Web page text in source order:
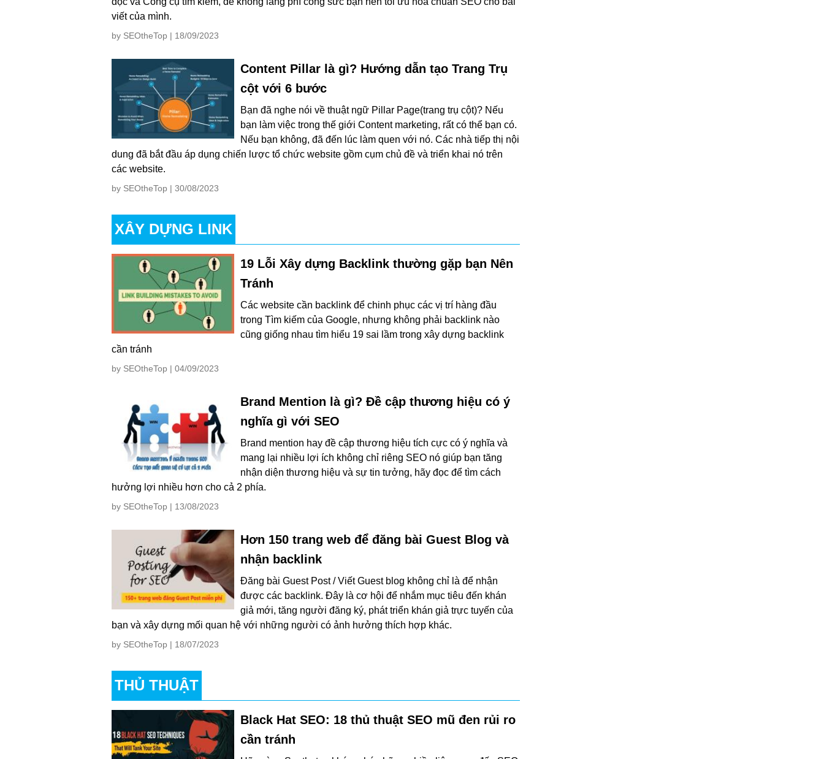
viết của mình.
by SEOtheTop | 18/09/2023
Content Pillar là gì? Hướng dẫn tạo Trang Trụ
cột với 6 bước
Bạn đã nghe nói về thuật ngữ Pillar Page(trang trụ cột)? Nếu
bạn làm việc trong thế giới Content marketing, rất có thể bạn có.
Nếu bạn không, đã đến lúc làm quen với nó. Các nhà tiếp thị nội
dung đã bắt đầu áp dụng chiến lược tổ chức website gồm cụm chủ đề và triển khai nó trên
các website.
by SEOtheTop | 30/08/2023
XÂY DỰNG LINK
19 Lỗi Xây dựng Backlink thường gặp bạn Nên
Tránh
Các website cần backlink để chinh phục các vị trí hàng đầu
trong Tìm kiếm của Google, nhưng không phải backlink nào
cũng giống nhau tìm hiểu 19 sai lầm trong xây dựng backlink
cần tránh
by SEOtheTop | 04/09/2023
Brand Mention là gì? Đề cập thương hiệu có ý
nghĩa gì với SEO
Brand mention hay đề cập thương hiệu tích cực có ý nghĩa và
mang lại nhiều lợi ích không chỉ riêng SEO nó giúp bạn tăng
nhận diện thương hiệu và sự tin tưởng, hãy đọc để tìm cách
hưởng lợi nhiều hơn cho cả 2 phía.
by SEOtheTop | 13/08/2023
Hơn 150 trang web để đăng bài Guest Blog và
nhận backlink
Đăng bài Guest Post / Viết Guest blog không chỉ là để nhận
được các backlink. Đây là cơ hội để nhắm mục tiêu đến khán
giả mới, tăng người đăng ký, phát triển khán giả trực tuyến của
bạn và xây dựng mối quan hệ với những người có ảnh hưởng thích hợp khác.
by SEOtheTop | 18/07/2023
THỦ THUẬT
Black Hat SEO: 18 thủ thuật SEO mũ đen rủi ro
cần tránh